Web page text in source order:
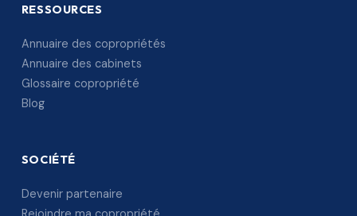
RESSOURCES
Annuaire des copropriétés
Annuaire des cabinets
Glossaire copropriété
Blog
SOCIÉTÉ
Devenir partenaire